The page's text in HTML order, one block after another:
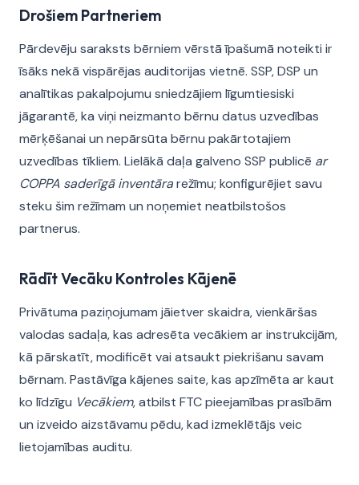
Drošiem Partneriem
Pārdevēju saraksts bērniem vērstā īpašumā noteikti ir
īsāks nekā vispārējas auditorijas vietnē. SSP, DSP un
analītikas pakalpojumu sniedzājiem līgumtiesiski
jāgarantē, ka viņi neizmanto bērnu datus uzvedības
mērķēšanai un nepārsūta bērnu pakārtotajiem
uzvedības tīkliem. Lielākā daļa galveno SSP publicē ar
COPPA saderīgā inventārarežīmu; konfigurējiet savu
steku šim režīmam un noņemiet neatbilstošos
partnerus.
Rādīt Vecāku Kontroles Kājenē
Privātuma paziņojumam jāietver skaidra, vienkāršas
valodas sadaļa, kas adresēta vecākiem ar instrukcijām,
kā pārskatīt, modificēt vai atsaukt piekrišanu savam
bērnam. Pastāvīga kājenes saite, kas apzīmēta ar kaut
ko līdzīgu Vecākiem, atbilst FTC pieejamības prasībām
un izveido aizstāvamu pēdu, kad izmeklētājs veic
lietojamības auditu.